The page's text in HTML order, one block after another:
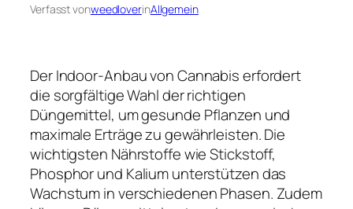
Verfasst vonweedloverinAllgemein
Der Indoor-Anbau von Cannabis erfordert
die sorgfältige Wahl der richtigen
Düngemittel, um gesunde Pflanzen und
maximale Erträge zu gewährleisten. Die
wichtigsten Nährstoffe wie Stickstoff,
Phosphor und Kalium unterstützen das
Wachstum in verschiedenen Phasen. Zudem